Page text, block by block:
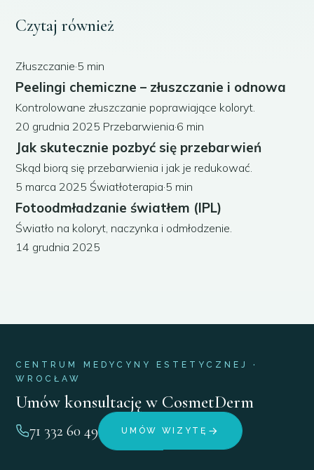
Czytaj również
Złuszczanie·5 min
Peelingi chemiczne – złuszczanie i odnowa
Kontrolowane złuszczanie poprawiające koloryt.
20 grudnia 2025 Przebarwienia·6 min
Jak skutecznie pozbyć się przebarwień
Skąd biorą się przebarwienia i jak je redukować.
5 marca 2025 Światłoterapia·5 min
Fotoodmładzanie światłem (IPL)
Światło na koloryt, naczynka i odmłodzenie.
14 grudnia 2025
CENTRUM MEDYCYNY ESTETYCZNEJ ·
WROCŁAW
Umów konsultację w CosmetDerm
71 332 60 49 UMÓW WIZYTĘ